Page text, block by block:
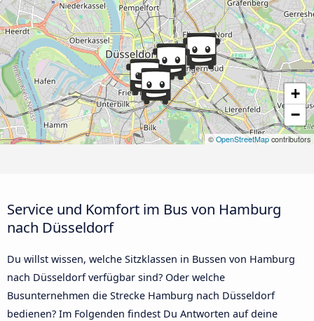
+
−
© OpenStreetMap contributors
Service und Komfort im Bus von Hamburg
nach Düsseldorf
Du willst wissen, welche Sitzklassen in Bussen von Hamburg
nach Düsseldorf verfügbar sind? Oder welche
Busunternehmen die Strecke Hamburg nach Düsseldorf
bedienen? Im Folgenden findest Du Antworten auf deine